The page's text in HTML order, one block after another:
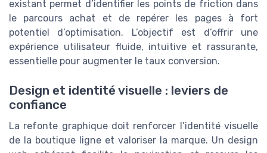
existant permet d’identifier les points de friction dans
le parcours achat et de repérer les pages à fort
potentiel d’optimisation. L’objectif est d’offrir une
expérience utilisateur fluide, intuitive et rassurante,
essentielle pour augmenter le taux conversion.
Design et identité visuelle : leviers de
confiance
La refonte graphique doit renforcer l’identité visuelle
de la boutique ligne et valoriser la marque. Un design